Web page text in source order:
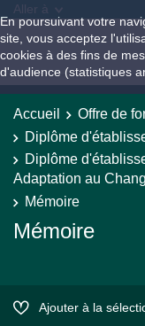
En poursuivant votre
site, vous acceptez
cookies à des fins de
d'audience (statistiques
Aller à
Accueil
Offre de
Diplôme
Diplôme
Adaptation au
Mémoire
Mémoire
Ajouter à la